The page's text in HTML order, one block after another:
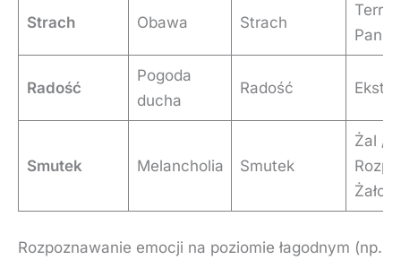
Strach Obawa Strach
Terror
Radość
Pogoda
ducha
Radość
Smutek Melancholia Smutek
Żal /
Rozpoznawanie emocji na poziomie łagodnym (np.